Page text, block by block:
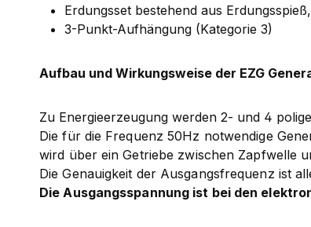
Erdungsset bestehend aus
3-Punkt-Aufhängung (Kategorie 3)
Aufbau und Wirkungsweise der EZG
Zu Energieerzeugung werden 2- und 4
Die für die Frequenz 50Hz notwendige
wird über ein Getriebe zwischen Zapfwelle
Die Genauigkeit der Ausgangsfrequenz ist
Die Ausgangsspannung ist bei den